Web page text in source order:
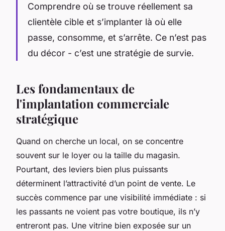
Comprendre où se trouve réellement sa
clientèle cible et s’implanter là où elle
passe, consomme, et s’arrête. Ce n’est pas
du décor - c’est une stratégie de survie.
Les fondamentaux de
l'implantation commerciale
stratégique
Quand on cherche un local, on se concentre
souvent sur le loyer ou la taille du magasin.
Pourtant, des leviers bien plus puissants
déterminent l’attractivité d’un point de vente. Le
succès commence par une visibilité immédiate : si
les passants ne voient pas votre boutique, ils n’y
entreront pas. Une vitrine bien exposée sur un